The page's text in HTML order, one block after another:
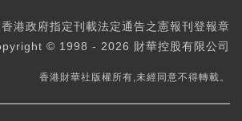
香港政府指定刊載法定通告之憲報刊登報章
© 1998 - 2026 財華控股有限公司
香港財華社版權所有,未經同意不得轉載。